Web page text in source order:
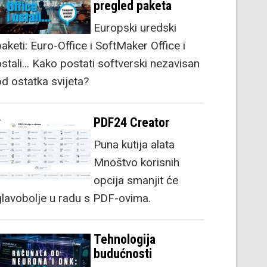
pregled paketa
Europski uredski
Euro-Office i SoftMaker Office i
Kako postati softverski nezavisan
ostatka svijeta?
PDF24 Creator
Puna kutija alata
Mnoštvo korisnih
opcija smanjit će
u radu s PDF-ovima.
Tehnologija
budućnosti